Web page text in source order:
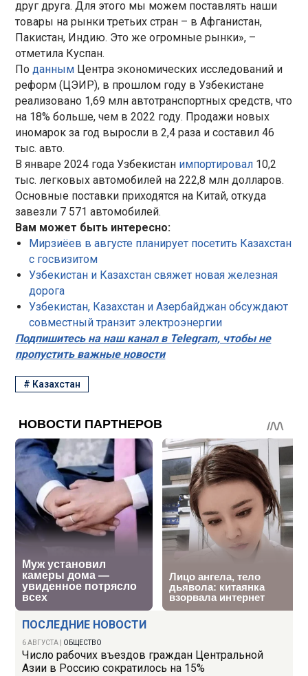
ПОСЛЕДНИЕ НОВОСТИ
6 АВГУСТА ОБЩЕСТВО
Число рабочих въездов граждан Центральной
Азии в Россию сократилось на 15%
друг друга. Для этого мы можем поставлять наши
товары на рынки третьих стран – в Афганистан,
Пакистан, Индию. Это же огромные рынки», –
отметила Куспан.
Поданным Центра экономических исследований и
реформ (ЦЭИР), в прошлом году в Узбекистане
реализовано 1,69 млн автотранспортных средств, что
на 18% больше, чем в 2022 году. Продажи новых
иномарок за год выросли в 2,4 раза и составил 46
тыс. авто.
В январе 2024 года Узбекистан импортировал 10,2
тыс. легковых автомобилей на 222,8 млн долларов.
Основные поставки приходятся на Китай, откуда
завезли 7 571 автомобилей.
Вам может быть интересно:
Мирзиёев в августе планирует посетить Казахстан
с госвизитом
Узбекистан и Казахстан свяжет новая железная
дорога
Узбекистан, Казахстан и Азербайджан обсуждают
совместный транзит электроэнергии
Подпишитесь на наш канал в Telegram, чтобы не
пропустить важные новости
# Казахстан